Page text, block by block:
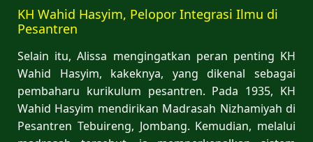
KH Wahid Hasyim, Pelopor Integrasi Ilmu di
Pesantren
Selain itu, Alissa mengingatkan peran penting KH
Wahid Hasyim, kakeknya, yang dikenal sebagai
pembaharu kurikulum pesantren. Pada 1935, KH
Wahid Hasyim mendirikan Madrasah Nizhamiyah di
Pesantren Tebuireng, Jombang. Kemudian, melalui